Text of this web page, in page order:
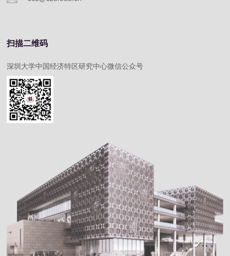
扫描二维码
深圳大学中国经济特区研究中心微信公众号